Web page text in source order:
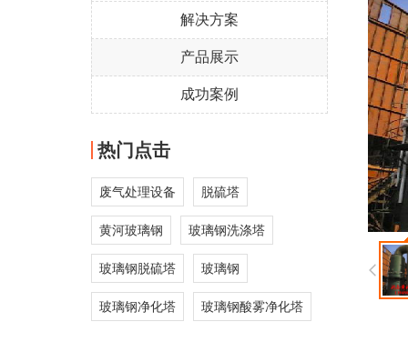
解决方案
产品展示
成功案例
热门点击
废气处理设备 脱硫塔
黄河玻璃钢 玻璃钢洗涤塔
玻璃钢脱硫塔 玻璃钢
玻璃钢净化塔 玻璃钢酸雾净化塔